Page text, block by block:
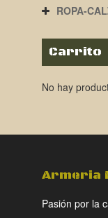
ROPA-
Carrito
No hay
Armeria
Pasión por la